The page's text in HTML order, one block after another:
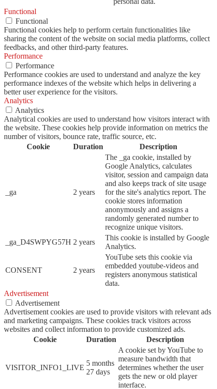
Functional
Functional
Functional cookies help to perform certain functionalities like
sharing the content of the website on social media platforms, collect
feedbacks, and other third-party features.
Performance
Performance
Performance cookies are used to understand and analyze the key
performance indexes of the website which helps in delivering a
better user experience for the visitors.
Analytics
Analytics
Analytical cookies are used to understand how visitors interact with
the website. These cookies help provide information on metrics the
number of visitors, bounce rate, traffic source, etc.
Cookie
Duration Description
_ga 2 years
The _ga cookie, installed by
Google Analytics, calculates
visitor, session and campaign data
and also keeps track of site usage
for the site's analytics report. The
cookie stores information
anonymously and assigns a
randomly generated number to
recognize unique visitors.
_ga_D4SWPYG57H 2 years
This cookie is installed by Google
Analytics.
CONSENT 2 years
YouTube sets this cookie via
embedded youtube-videos and
registers anonymous statistical
data.
Advertisement
Advertisement
Advertisement cookies are used to provide visitors with relevant ads
and marketing campaigns. These cookies track visitors across
websites and collect information to provide customized ads.
Cookie
Duration Description
VISITOR_INFO1_LIVE
5 months
27 days
A cookie set by YouTube to
measure bandwidth that
determines whether the user
gets the new or old player
interface.